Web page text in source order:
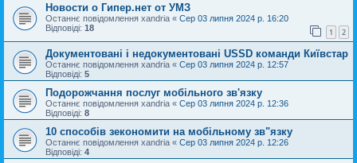
Новости о Гипер.нет от УМЗ
Останнє повідомлення xandria « Сер 03 липня 2024 р. 16:20
Відповіді: 18 1 2
Документовані і недокументовані USSD команди Київстар
Останнє повідомлення xandria « Сер 03 липня 2024 р. 12:57
Відповіді: 5
Подорожчання послуг мобільного зв'язку
Останнє повідомлення xandria « Сер 03 липня 2024 р. 12:36
Відповіді: 8
10 способів зекономити на мобільному зв"язку
Останнє повідомлення xandria « Сер 03 липня 2024 р. 12:26
Відповіді: 4